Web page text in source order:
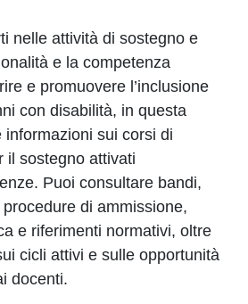
nelle attività di sostegno e
e la competenza
e promuovere l’inclusione
con disabilità, in questa
sui corsi di
il sostegno attivati
Puoi consultare bandi,
di ammissione,
e riferimenti normativi, oltre
cicli attivi e sulle opportunità
docenti.